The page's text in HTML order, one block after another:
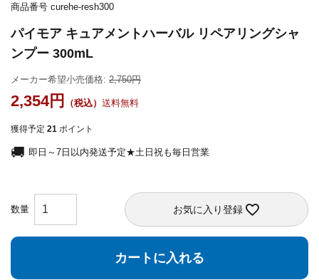
商品番号 curehe-resh300
パイモア キュアメントハーバル リペアリングシャ
ンプー 300mL
メーカー希望小売価格: 2,750
2,354 送料無料
獲得予定 21 ポイント
即日～7日以内発送予定★土日祝も毎日営業
お気に入り登録
カートに入れる